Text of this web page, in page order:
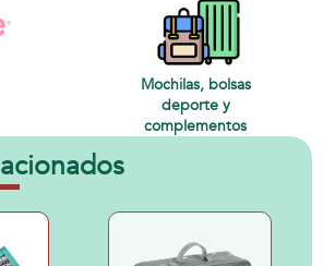
Mochilas, bolsas
deporte y
complementos